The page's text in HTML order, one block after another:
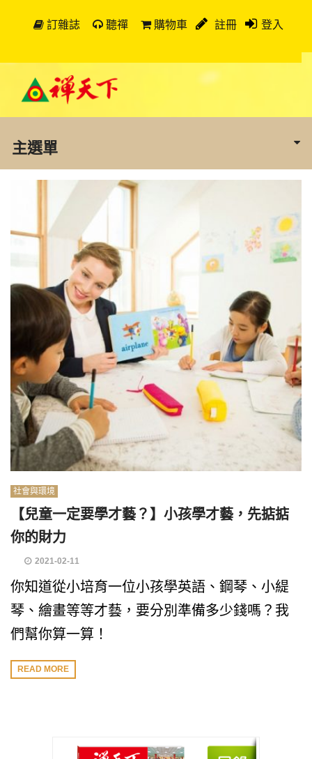
訂雜誌 聽禪 購物車 註冊 登入
主選單
社會與環境
【兒童一定要學才藝？】小孩學才藝，先掂掂
你的財力
2021-02-11
你知道從小培育一位小孩學英語、鋼琴、小緹
琴、繪畫等等才藝，要分別準備多少錢嗎？我
們幫你算一算！
READ MORE